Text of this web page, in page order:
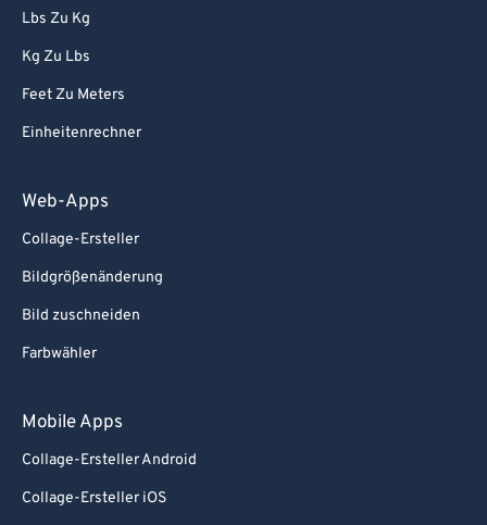
Lbs Zu Kg
Kg Zu Lbs
Feet Zu Meters
Einheitenrechner
Web-Apps
Collage-Ersteller
Bildgrößenänderung
Bild zuschneiden
Farbwähler
Mobile Apps
Collage-Ersteller Android
Collage-Ersteller iOS